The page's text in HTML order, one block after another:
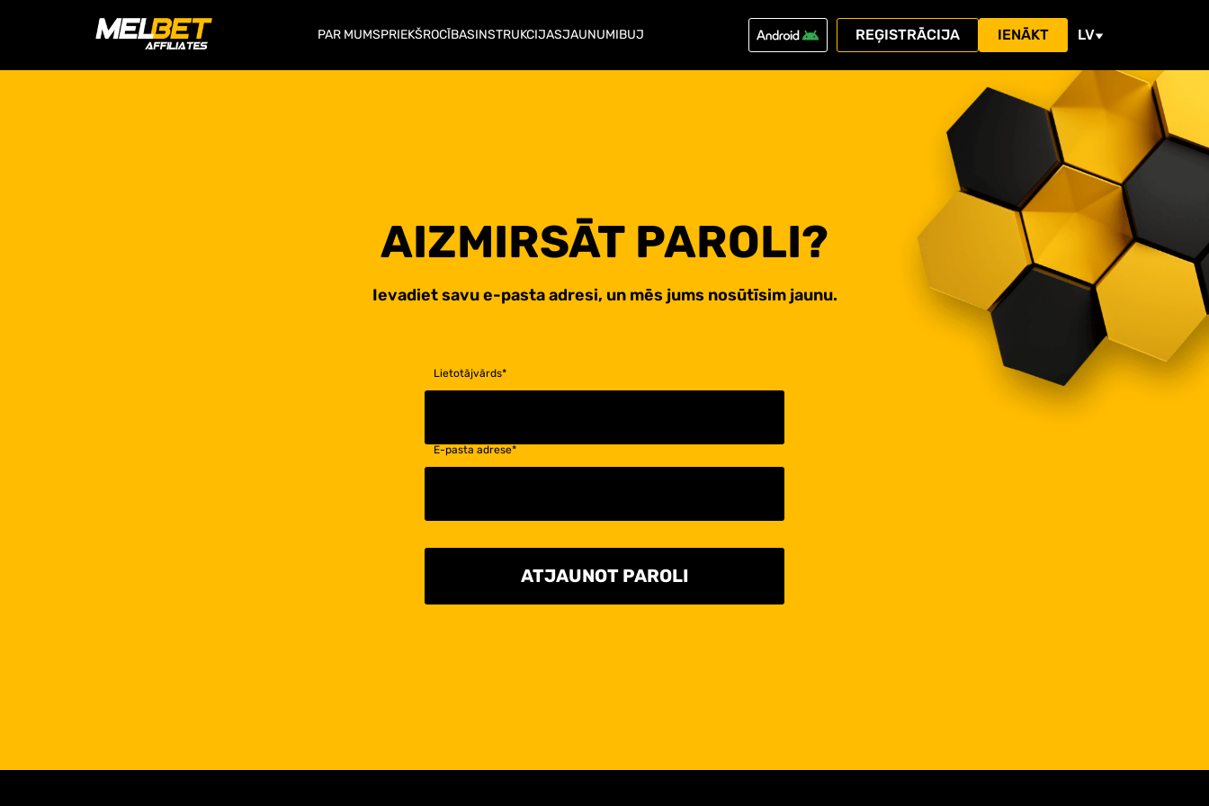
PAR MUMSPRIEKŠROCĪBASINSTRUKCIJASJAUNUMIBUJ REĢISTRĀCIJA IENĀKT LV
AIZMIRSĀT PAROLI?
Ievadiet savu e-pasta adresi, un mēs jums nosūtīsim jaunu.
Lietotājvārds*
E-pasta adrese*
ATJAUNOT PAROLI